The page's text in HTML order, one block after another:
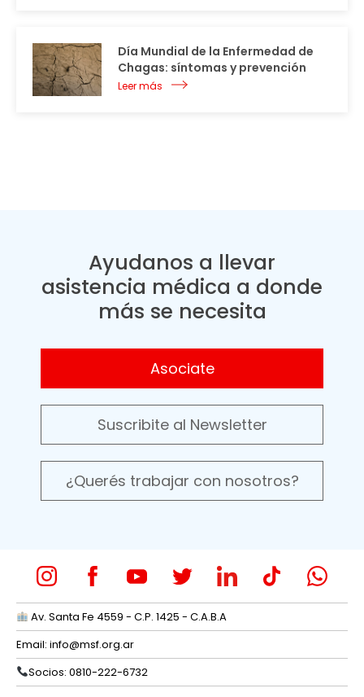
Día Mundial de la Enfermedad de
Chagas: síntomas y prevención
Leer más
Ayudanos a llevar
asistencia médica a donde
más se necesita
Asociate
Suscribite al Newsletter
¿Querés trabajar con nosotros?
Av. Santa Fe 4559 - C.P. 1425 - C.A.B.A
Email: info@msf.org.ar
Socios: 0810-222-6732